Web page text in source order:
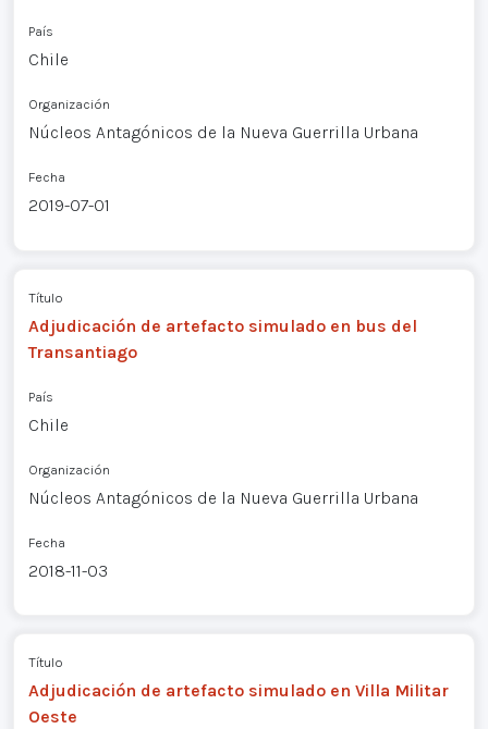
País
Chile
Organización
Núcleos Antagónicos de la Nueva Guerrilla Urbana
Fecha
2019-07-01
Título
Adjudicación de artefacto simulado en bus del
Transantiago
País
Chile
Organización
Núcleos Antagónicos de la Nueva Guerrilla Urbana
Fecha
2018-11-03
Título
Adjudicación de artefacto simulado en Villa Militar
Oeste